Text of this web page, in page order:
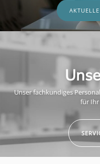
Unser fachkundiges
für